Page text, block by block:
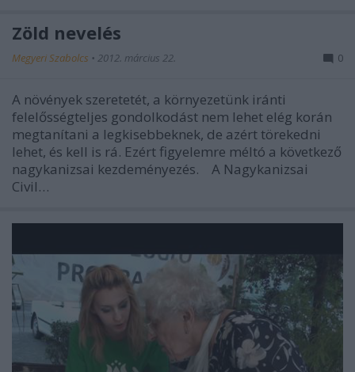
Zöld nevelés
Megyeri Szabolcs • 2012. március 22. 0
A növények szeretetét, a környezetünk iránti
felelősségteljes gondolkodást nem lehet elég korán
megtanítani a legkisebbeknek, de azért törekedni
lehet, és kell is rá. Ezért figyelemre méltó a következő
nagykanizsai kezdeményezés. A Nagykanizsai
Civil…